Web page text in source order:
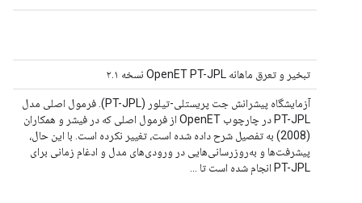
تبخیر و تعرق ماهانه OpenET PT-JPL نسخه ۲.۱
آزمایشگاه پیشرانش جت پریستلی-تیلور (PT-JPL). فرمول اصلی مدل
PT-JPL در چارچوب OpenET از فرمول اصلی که در فیشر و همکاران
(2008) به تفصیل شرح داده شده است، تغییر نکرده است. با این حال،
پیشرفت‌ها و به‌روزرسانی‌هایی در ورودی‌های مدل و ادغام زمانی برای
PT-JPL انجام شده است تا ...